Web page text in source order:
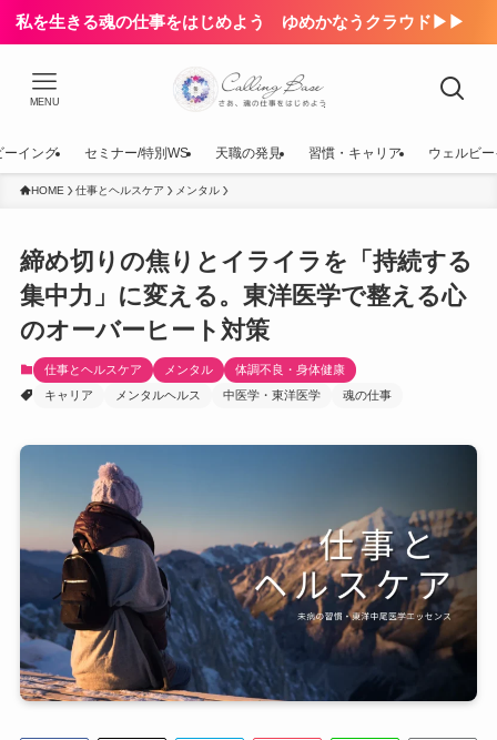
私を生きる魂の仕事をはじめよう ゆめかなうクラウド▶▶
MENU
ーイング セミナー/特別WS 天職の発見 習慣・キャリア ウェルビ
HOME 仕事とヘルスケア メンタル
締め切りの焦りとイライラを「持続する
集中力」に変える。東洋医学で整える心
のオーバーヒート対策
仕事とヘルスケア メンタル
体調不良・身体健康
キャリア
メンタルヘルス 中医学・東洋医学 魂の仕事